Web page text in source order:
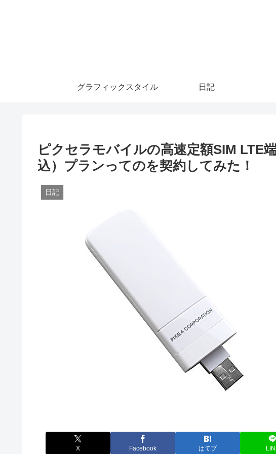
グラフィックスタイル 日記
ピクセラモバイルの高速定額SIM LTE
込）プランってのを契約してみた！
日記
X Facebook はてブ